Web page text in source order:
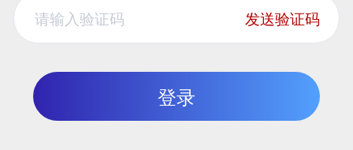
发送验证码
登录